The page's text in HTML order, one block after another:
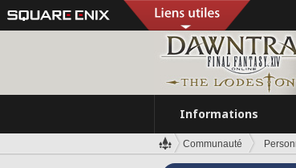
Informations
Communauté